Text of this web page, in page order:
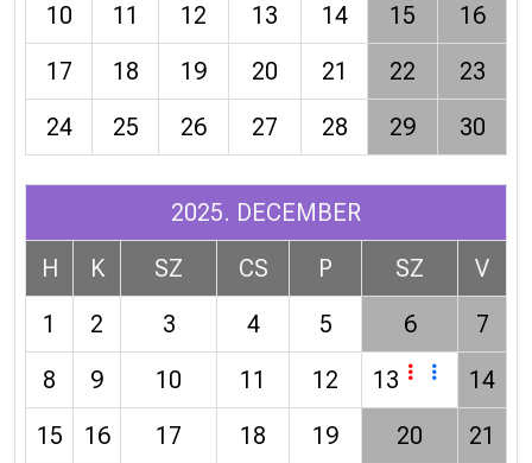
10
11 12 13 14 15
16
17
18 19 20 21 22
23
24
25 26 27 28 29 30
2025. DECEMBER
H
K SZ CS P SZ
V
1
2 3 4 5 6
7
8
9 10 11 12 13
14
15
16 17 18 19 20
21